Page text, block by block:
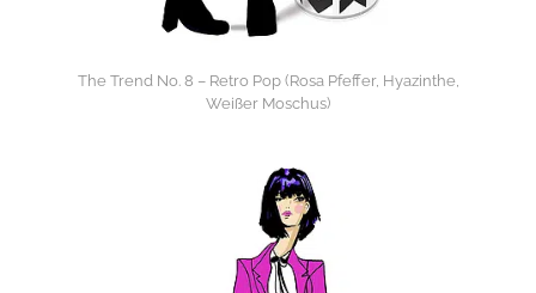
The Trend No. 8 – Retro Pop (Rosa Pfeffer, Hyazinthe,
Weißer Moschus)